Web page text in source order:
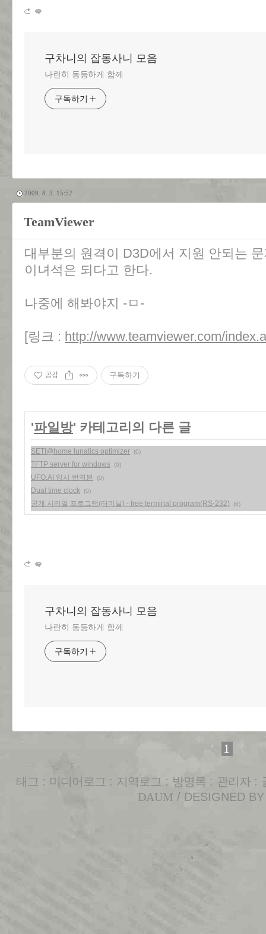
구차니의 잡동사니 모음
나란히 동등하게 함께
구독하기
2009. 8. 3. 15:52
TeamViewer
대부분의 원격이 D3D에서 지원 안되는
이녀석은 되다고 한다.
나중에 해봐야지 -ㅁ-
[링크 : http://www.teamviewer.com/
공감 구독하기
'파일방' 카테고리의 다른 글
SETI@home lunatics optimizer (0)
TFTP server for windows (0)
UFO:AI 임시 번역본 (0)
Dual time clock (0)
공개 시리얼 프로그램(터미널) - free terminal program(RS-232) (6)
구차니의 잡동사니 모음
나란히 동등하게 함께
구독하기
1
태그 : 미디어로그 : 지역로그 : 방명록 : 관리자 :
DAUM / DESIGNED